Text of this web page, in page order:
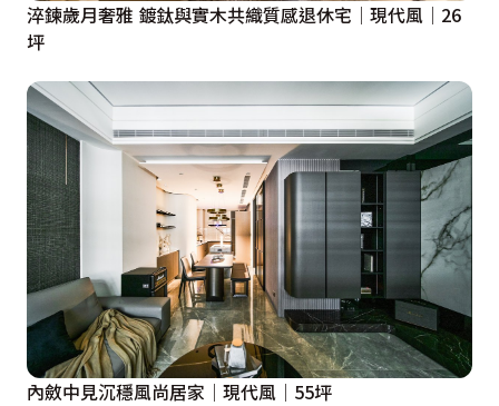
淬鍊歲月奢雅 鍍鈦與實木共織質感退休宅│現代風│26
坪
內斂中見沉穩風尚居家│現代風│55坪